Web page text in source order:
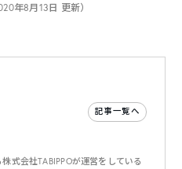
年8月13日 更新）
記事一覧へ
式会社TABIPPOが運営をしている